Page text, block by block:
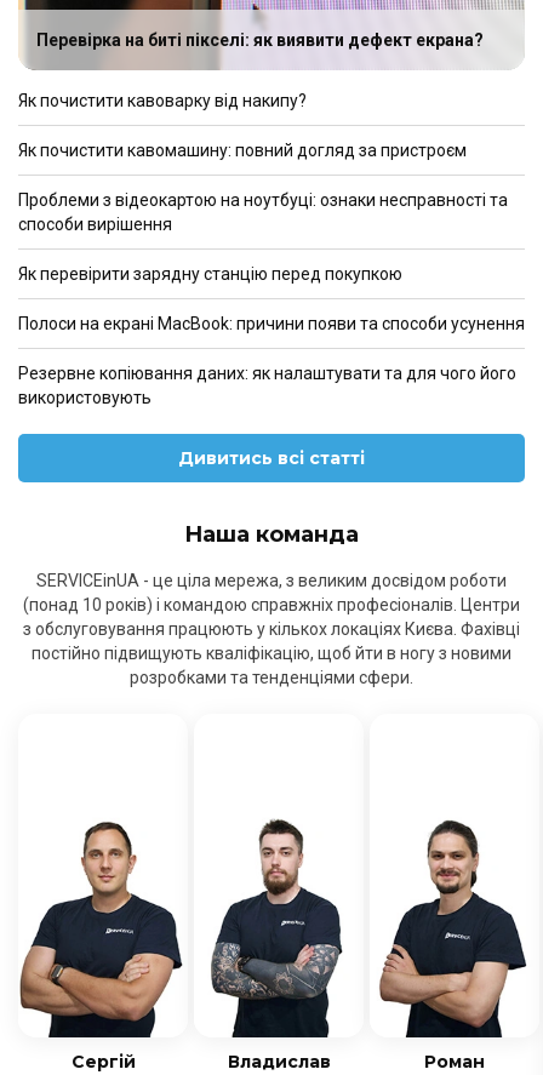
Перевірка на биті пікселі: як виявити дефект екрана?
Як почистити кавоварку від накипу?
Як почистити кавомашину: повний догляд за пристроєм
Проблеми з відеокартою на ноутбуці: ознаки несправності та
способи вирішення
Як перевірити зарядну станцію перед покупкою
Полоси на екрані MacBook: причини появи та способи усунення
Резервне копіювання даних: як налаштувати та для чого його
використовують
Дивитись всі статті
Наша команда
SERVICEinUA - це ціла мережа, з великим досвідом роботи
(понад 10 років) і командою справжніх професіоналів. Центри
з обслуговування працюють у кількох локаціях Києва. Фахівці
постійно підвищують кваліфікацію, щоб йти в ногу з новими
розробками та тенденціями сфери.
Сергій Владислав Роман